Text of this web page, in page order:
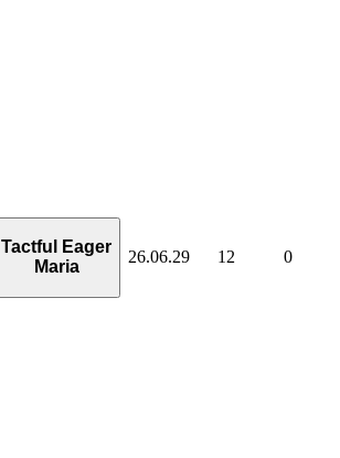
Tactful Eager
Maria
26.06.29 12 0